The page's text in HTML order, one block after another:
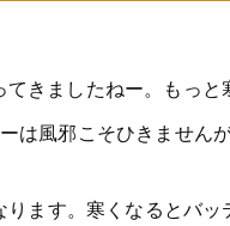
きましたねー。もっと
は風邪こそひきません
ます。寒くなるとバ